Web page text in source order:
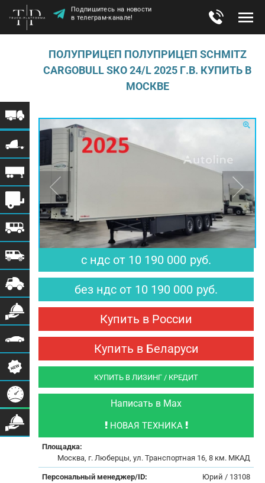
Подпишитесь на новости
в телеграм-канале!
ПОЛУПРИЦЕП ПОЛУПРИЦЕП SСHMITZ
СARGОBULL SКО 24/L 2025 Г.В. КУПИТЬ В
МОСКВЕ
$ 125 802 € 108 404
с ндс от 10 190 000 руб.
без ндс от 10 190 000 руб.
Купить в России
Купить в Беларуси
КУПИТЬ В ЛИЗИНГ / КРЕДИТ
Написать в Max
НОВАЯ ТЕХНИКА
Площадка:
Москва, г. Люберцы, ул. Транспортная 16, 8 км. МКАД
Персональный менеджер/ID: Юрий / 13108